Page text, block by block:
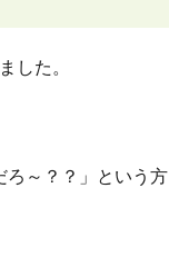
した。
ろ～？？」という方